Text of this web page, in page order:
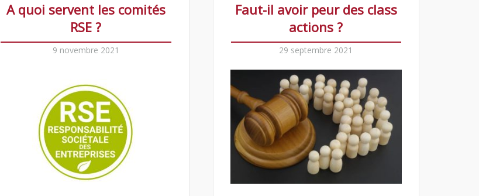
A quoi servent les comités
RSE ?
9 novembre 2021
Faut-il avoir peur des class
actions ?
29 septembre 2021